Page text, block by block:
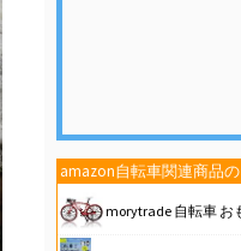
amazon自転車関連商品
morytrade 自転車 おもちゃ ロードバ